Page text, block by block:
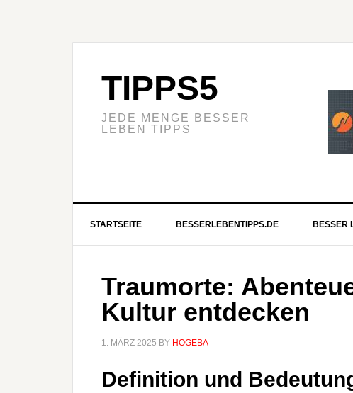
TIPPS5
JEDE MENGE BESSER
LEBEN TIPPS
STARTSEITE BESSERLEBENTIPPS.DE BESSER
Traumorte:
Kultur entdecken
1. MÄRZ 2025 BY HOGEBA
Definition u‬nd